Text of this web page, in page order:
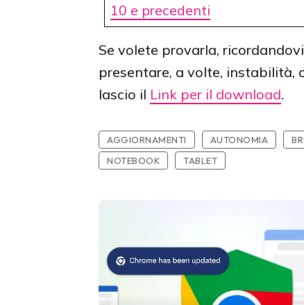
10 e precedenti
Se volete provarla,
presentare, a volte, instabilità,
lascio il Link per il download.
AGGIORNAMENTI AUTONOMIA
NOTEBOOK
TABLET